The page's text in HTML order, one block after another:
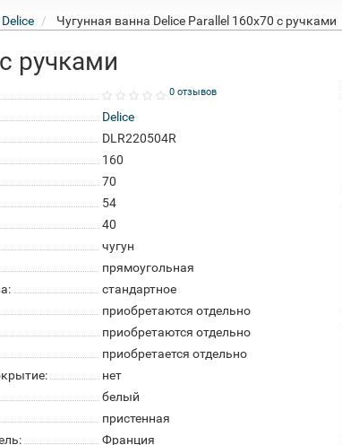
Чугунная ванна Delice Parallel 160x70 с ручками
ручками
0 отзывов
Delice
DLR220504R
160
70
54
40
чугун
прямоугольная
стандартное
приобретаются отдельно
приобретаются отдельно
приобретается отдельно
нет
белый
пристенная
Франция